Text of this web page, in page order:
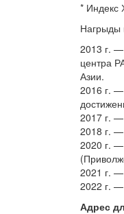
* Индекс
Нагрыды
2013 г. —
центра
Азии.
2016 г.
2017 г.
2018 г. —
2020 г.
2021 г.
2022 г. —
Адрес